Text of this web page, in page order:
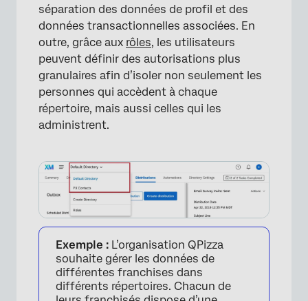
séparation des données de profil et des
données transactionnelles associées. En
outre, grâce aux rôles, les utilisateurs
peuvent définir des autorisations plus
granulaires afin d’isoler non seulement les
personnes qui accèdent à chaque
répertoire, mais aussi celles qui les
administrent.
Exemple : L’organisation QPizza
souhaite gérer les données de
différentes franchises dans
différents répertoires. Chacun de